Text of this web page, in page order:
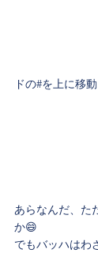
ドの#を上に移
あらなんだ、た
か😄
でもバッハはわ